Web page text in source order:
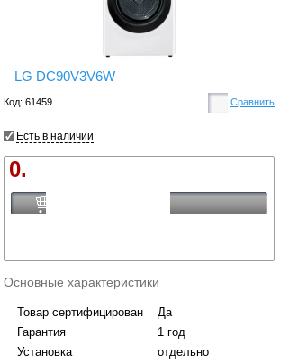
LG DC90V3V6W
Код: 61459 Сравнить
Есть в наличии
0.
Основные характеристики
Товар сертифицирован
Да
Гарантия
1 год
Установка
отдельно